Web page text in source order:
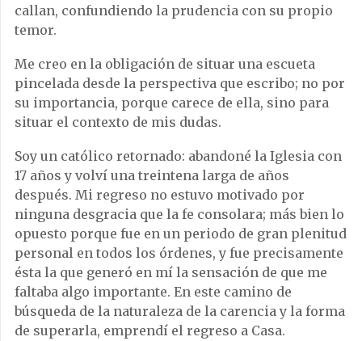
callan, confundiendo la prudencia con su propio
temor.
Me creo en la obligación de situar una escueta
pincelada desde la perspectiva que escribo; no por
su importancia, porque carece de ella, sino para
situar el contexto de mis dudas.
Soy un católico retornado: abandoné la Iglesia con
17 años y volví una treintena larga de años
después. Mi regreso no estuvo motivado por
ninguna desgracia que la fe consolara; más bien lo
opuesto porque fue en un periodo de gran plenitud
personal en todos los órdenes, y fue precisamente
ésta la que generó en mí la sensación de que me
faltaba algo importante. En este camino de
búsqueda de la naturaleza de la carencia y la forma
de superarla, emprendí el regreso a Casa.